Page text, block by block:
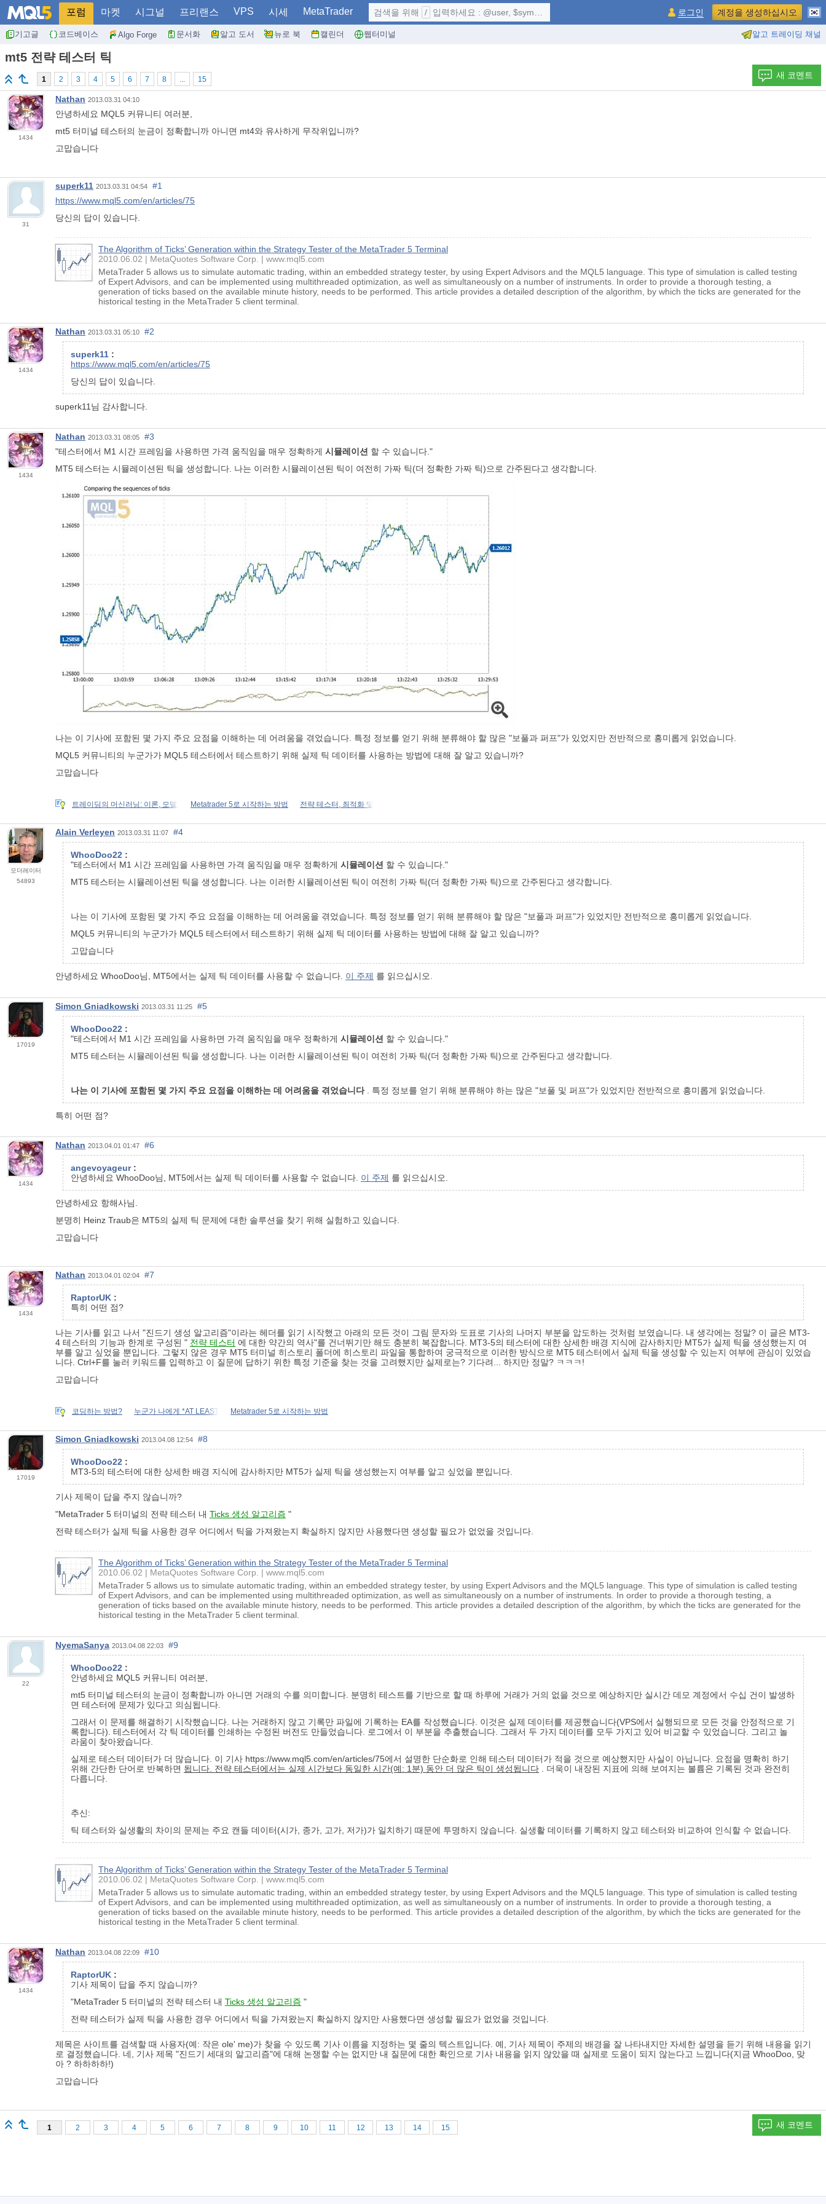
포럼 마켓 시그널 프리랜스 VPS 시세 MetaTrader
기고글 코드베이스 Algo Forge 문서화 알고 도서 뉴로 북 캘린더 웹터미널 알고 트레이딩 채널
검색을 위해 / 입력하세요 : @user, $symbol, ... 로그인 계정을 생성하십시오
mt5 전략 테스터 틱
1 2 3 4 5 6 7 8 ... 15 새 코멘트
1434
Nathan 2013.03.31 04:10
안녕하세요 MQL5 커뮤니티 여러분,
mt5 터미널 테스터의 눈금이 정확합니까 아니면 mt4와 유사하게 무작위입니까?
고맙습니다
31
superk11 2013.03.31 04:54
#1
https://www.mql5.com/en/articles/75
당신의 답이 있습니다.
The Algorithm of Ticks’ Generation within the Strategy Tester of the MetaTrader 5 Terminal
2010.06.02
MetaQuotes Software Corp.
www.mql5.com
MetaTrader 5 allows us to simulate automatic trading, within an embedded strategy tester, by using Expert Advisors and the MQL5 language. This type of simulation is called testing
of Expert Advisors, and can be implemented using multithreaded optimization, as well as simultaneously on a number of instruments. In order to provide a thorough testing, a
generation of ticks based on the available minute history, needs to be performed. This article provides a detailed description of the algorithm, by which the ticks are generated for the
historical testing in the MetaTrader 5 client terminal.
1434
Nathan 2013.03.31 05:10 #2
superk11 :
https://www.mql5.com/en/articles/75
당신의 답이 있습니다.
superk11님 감사합니다.
1434
Nathan 2013.03.31 08:05
#3
"테스터에서 M1 시간 프레임을 사용하면 가격 움직임을 매우 정확하게 시뮬레이션 할 수 있습니다."
MT5 테스터는 시뮬레이션된 틱을 생성합니다. 나는 이러한 시뮬레이션된 틱이 여전히 가짜 틱(더 정확한 가짜 틱)으로 간주된다고 생각합니다.
나는 이 기사에 포함된 몇 가지 주요 요점을 이해하는 데 어려움을 겪었습니다. 특정 정보를 얻기 위해 분류해야 할 많은 "보풀과 퍼프"가 있었지만 전반적으로 흥미롭게 읽었습니다.
MQL5 커뮤니티의 누군가가 MQL5 테스터에서 테스트하기 위해 실제 틱 데이터를 사용하는 방법에 대해 잘 알고 있습니까?
고맙습니다
트레이딩의 머신러닝: 이론, 모델, Metatrader 5로 시작하는 방법 전략 테스터, 최적화 및
모더레이터
54893
Alain Verleyen 2013.03.31 11:07 #4
WhooDoo22 :
"테스터에서 M1 시간 프레임을 사용하면 가격 움직임을 매우 정확하게 시뮬레이션 할 수 있습니다."
MT5 테스터는 시뮬레이션된 틱을 생성합니다. 나는 이러한 시뮬레이션된 틱이 여전히 가짜 틱(더 정확한 가짜 틱)으로 간주된다고 생각합니다.
나는 이 기사에 포함된 몇 가지 주요 요점을 이해하는 데 어려움을 겪었습니다. 특정 정보를 얻기 위해 분류해야 할 많은 "보풀과 퍼프"가 있었지만 전반적으로 흥미롭게 읽었습니다.
MQL5 커뮤니티의 누군가가 MQL5 테스터에서 테스트하기 위해 실제 틱 데이터를 사용하는 방법에 대해 잘 알고 있습니까?
고맙습니다
안녕하세요 WhooDoo님, MT5에서는 실제 틱 데이터를 사용할 수 없습니다. 이 주제 를 읽으십시오.
17019
Simon Gniadkowski 2013.03.31 11:25 #5
WhooDoo22 :
"테스터에서 M1 시간 프레임을 사용하면 가격 움직임을 매우 정확하게 시뮬레이션 할 수 있습니다."
MT5 테스터는 시뮬레이션된 틱을 생성합니다. 나는 이러한 시뮬레이션된 틱이 여전히 가짜 틱(더 정확한 가짜 틱)으로 간주된다고 생각합니다.
나는 이 기사에 포함된 몇 가지 주요 요점을 이해하는 데 어려움을 겪었습니다. 특정 정보를 얻기 위해 분류해야 하는 많은 "보풀 및 퍼프"가 있었지만 전반적으로 흥미롭게 읽었습니다.
특히 어떤 점?
1434
Nathan 2013.04.01 01:47 #6
angevoyageur:
안녕하세요 WhooDoo님, MT5에서는 실제 틱 데이터를 사용할 수 없습니다. 이 주제 를 읽으십시오.
안녕하세요 항해사님.
분명히 Heinz Traub은 MT5의 실제 틱 문제에 대한 솔루션을 찾기 위해 실험하고 있습니다.
고맙습니다
1434
Nathan 2013.04.01 02:04 #7
RaptorUK :
특히 어떤 점?
나는 기사를 읽고 나서 "진드기 생성 알고리즘"이라는 헤더를 읽기 시작했고 아래의 모든 것이 그림 문자와 도표로 기사의 나머지 부분을 압도하는 것처럼 보였습니다. 내 생각에는 정말? 이 글은 MT3-
4 테스터의 기능과 한계로 구성된 " 전략 테스터 에 대한 약간의 역사"를 건너뛰기만 해도 충분히 복잡합니다. MT3-5의 테스터에 대한 상세한 배경 지식에 감사하지만 MT5가 실제 틱을 생성했는지 여
부를 알고 싶었을 뿐입니다. 그렇지 않은 경우 MT5 터미널 히스토리 폴더에 히스토리 파일을 통합하여 궁극적으로 이러한 방식으로 MT5 테스터에서 실제 틱을 생성할 수 있는지 여부에 관심이 있었습
니다. Ctrl+F를 눌러 키워드를 입력하고 이 질문에 답하기 위한 특정 기준을 찾는 것을 고려했지만 실제로는? 기다려... 하지만 정말? ㅋㅋㅋ!
고맙습니다
코딩하는 방법? 누군가 나에게 *AT LEAST Metatrader 5로 시작하는 방법
17019
Simon Gniadkowski 2013.04.08 12:54 #8
WhooDoo22 :
MT3-5의 테스터에 대한 상세한 배경 지식에 감사하지만 MT5가 실제 틱을 생성했는지 여부를 알고 싶었을 뿐입니다.
기사 제목이 답을 주지 않습니까?
"MetaTrader 5 터미널의 전략 테스터 내 Ticks 생성 알고리즘 "
전략 테스터가 실제 틱을 사용한 경우 어디에서 틱을 가져왔는지 확실하지 않지만 사용했다면 생성할 필요가 없었을 것입니다.
The Algorithm of Ticks’ Generation within the Strategy Tester of the MetaTrader 5 Terminal
2010.06.02
MetaQuotes Software Corp.
www.mql5.com
MetaTrader 5 allows us to simulate automatic trading, within an embedded strategy tester, by using Expert Advisors and the MQL5 language. This type of simulation is called testing
of Expert Advisors, and can be implemented using multithreaded optimization, as well as simultaneously on a number of instruments. In order to provide a thorough testing, a
generation of ticks based on the available minute history, needs to be performed. This article provides a detailed description of the algorithm, by which the ticks are generated for the
historical testing in the MetaTrader 5 client terminal.
22
NyemaSanya 2013.04.08 22:03 #9
WhooDoo22 :
안녕하세요 MQL5 커뮤니티 여러분,
mt5 터미널 테스터의 눈금이 정확합니까 아니면 거래의 수를 의미합니다. 분명히 테스트를 기반으로 할 때 하루에 거래가 거의 없을 것으로 예상하지만 실시간 데모 계정에서 수십 건이 발생하
면 테스터에 문제가 있다고 의심됩니다.
그래서 이 문제를 해결하기 시작했습니다. 나는 거래하지 않고 기록만 파일에 기록하는 EA를 작성했습니다. 이것은 실제 데이터를 제공했습니다(VPS에서 실행되므로 모든 것을 안정적으로 기
록합니다). 테스터에서 각 틱 데이터를 인쇄하는 수정된 버전도 만들었습니다. 로그에서 이 부분을 추출했습니다. 그래서 두 가지 데이터를 모두 가지고 있어 비교할 수 있었습니다. 그리고 놀
라움이 찾아왔습니다.
실제로 테스터 데이터가 더 많습니다. 이 기사 https://www.mql5.com/en/articles/75에서 설명한 단순화로 인해 테스터 데이터가 적을 것으로 예상했지만 사실이 아닙니다. 요점을 명확히 하기
위해 간단한 단어로 반복하면 됩니다. 전략 테스터에서는 실제 시간보다 동일한 시간(예: 1분) 동안 더 많은 틱이 생성됩니다 . 더욱이 내장된 지표에 의해 보여지는 볼륨은 기록된 것과 완전히
다릅니다.
추신:
틱 테스터와 실생활의 차이의 문제는 주요 캔들 데이터(시가, 종가, 고가, 저가)가 일치하기 때문에 투명하지 않습니다. 실생활 데이터를 기록하지 않고 테스터와 비교하여 인식할 수 없습니다.
The Algorithm of Ticks’ Generation within the Strategy Tester of the MetaTrader 5 Terminal
2010.06.02
MetaQuotes Software Corp.
www.mql5.com
MetaTrader 5 allows us to simulate automatic trading, within an embedded strategy tester, by using Expert Advisors and the MQL5 language. This type of simulation is called testing
of Expert Advisors, and can be implemented using multithreaded optimization, as well as simultaneously on a number of instruments. In order to provide a thorough testing, a
generation of ticks based on the available minute history, needs to be performed. This article provides a detailed description of the algorithm, by which the ticks are generated for the
historical testing in the MetaTrader 5 client terminal.
1434
Nathan 2013.04.08 22:09 #10
RaptorUK :
기사 제목이 답을 주지 않습니까?
"MetaTrader 5 터미널의 전략 테스터 내 Ticks 생성 알고리즘 "
전략 테스터가 실제 틱을 사용한 경우 어디에서 틱을 가져왔는지 확실하지 않지만 사용했다면 생성할 필요가 없었을 것입니다.
제목은 사이트를 검색할 때 사용자(예: 작은 ole' me)가 찾을 수 있도록 기사 이름을 지정하는 몇 줄의 텍스트입니다. 예, 기사 제목이 주제의 배경을 잘 나타내지만 자세한 설명을 듣기 위해 내용을 읽기
로 결정했습니다. 네, 기사 제목 "진드기 세대의 알고리즘"에 대해 논쟁할 수는 없지만 내 질문에 대한 확인으로 기사 내용을 읽지 않았을 때 실제로 도움이 되지 않는다고 느낍니다(지금 WhooDoo, 맞
아 ? 하하하하!)
고맙습니다
1 2 3 4 5 6 7 8 9 10 11 12 13 14 15 새 코멘트